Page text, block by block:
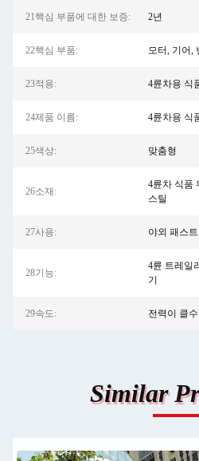
21핵심 부품에 대한 보증: 2년
22핵심 부품: 모터, 기어,
23적용: 4륜차용 식
24제품 이름: 4륜차용 식
25색상: 맞춤형
26소재:
4륜차 식품
스틸
27사용: 야외 패스
28기능:
4륜 트레일
기
29속도: 전력이 클
Similar